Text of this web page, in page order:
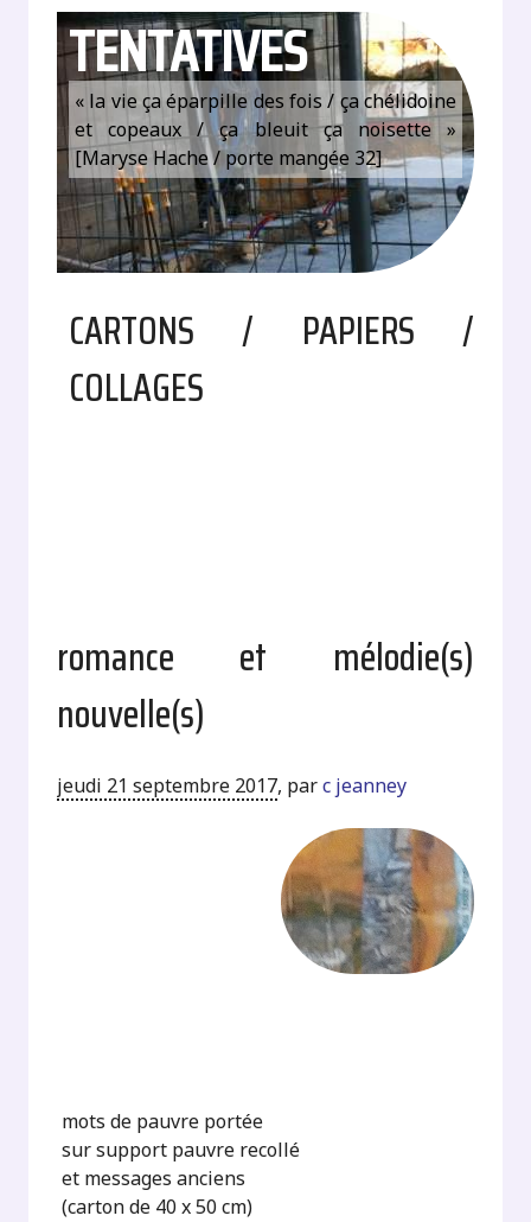
TENTATIVES
« la vie ça éparpille des fois / ça chélidoine
et copeaux / ça bleuit ça noisette »
[Maryse Hache / porte mangée 32]
CARTONS / PAPIERS /
COLLAGES
romance et mélodie(s)
nouvelle(s)
jeudi 21 septembre 2017, parc jeanney
mots de pauvre portée
sur support pauvre recollé
et messages anciens
(carton de 40 x 50 cm)